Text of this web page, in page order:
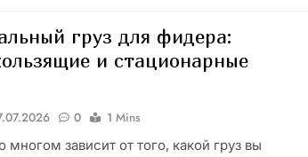
груз для фидера:
и стационарные
0
1 Mins
зависит от того, какой груз вы